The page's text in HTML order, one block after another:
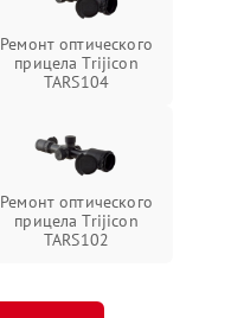
Ремонт оптического
прицела Trijicon
TARS104
Ремонт оптического
прицела Trijicon
TARS102